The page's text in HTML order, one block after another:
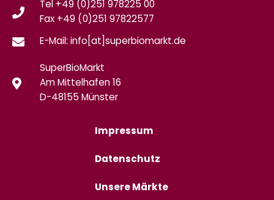
Tel +49 (0)251 978225 00
Fax +49 (0)251 97822577
E-Mail: info[at]superbiomarkt.de
SuperBioMarkt
Am Mittelhafen 16
D-48155 Münster
Impressum
Datenschutz
Unsere Märkte